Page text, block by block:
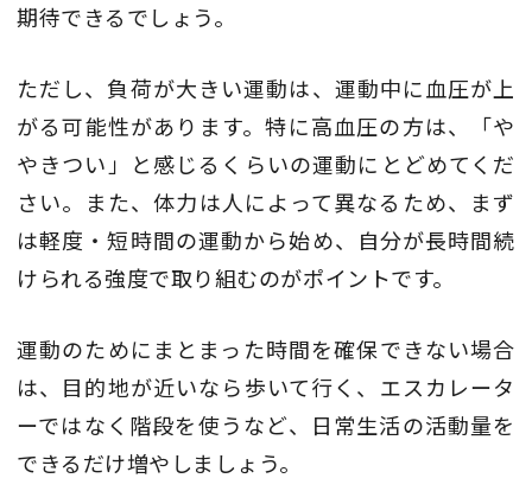
期待できるでしょう。
ただし、負荷が大きい運動は、運動中に血圧が上
がる可能性があります。特に高血圧の方は、「や
やきつい」と感じるくらいの運動にとどめてくだ
さい。また、体力は人によって異なるため、まず
は軽度・短時間の運動から始め、自分が長時間続
けられる強度で取り組むのがポイントです。
運動のためにまとまった時間を確保できない場合
は、目的地が近いなら歩いて行く、エスカレータ
ーではなく階段を使うなど、日常生活の活動量を
できるだけ増やしましょう。